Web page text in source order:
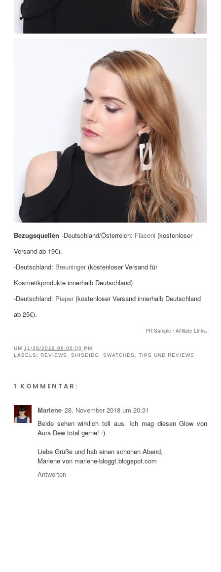
Bezugsquellen -Deutschland/Österreich: Flaconi (kostenloser
Versand ab 19€).
-Deutschland: Breuninger(kostenloser Versand für
Kosmetikprodukte innerhalb Deutschland).
-Deutschland: Pieper (kostenloser Versand innerhalb Deutschland
ab 25€).
PR Sample / Affiliate Links.
UM 11/28/2018 06:00:00 PM
LABELS: REVIEWS SHISEIDO SWATCHES TIPS UND REVIEWS
1 KOMMENTAR:
Marlene 28. November 2018 um 20:31
Beide sehen wirklich toll aus. Ich mag diesen Glow von
Aura Dew total gerne! :)
Liebe Grüße und hab einen schönen Abend,
Marlene von marlene-bloggt.blogspot.com
Antworten